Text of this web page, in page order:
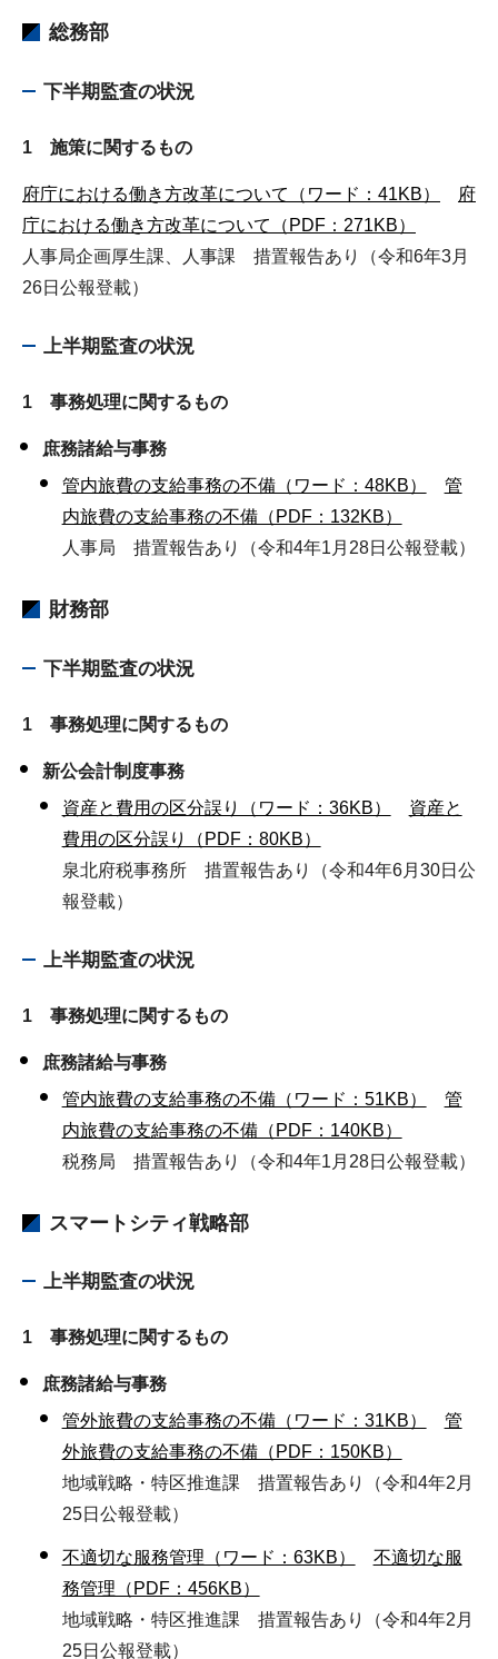
総務部
下半期監査の状況
1 施策に関するもの
府庁における働き方改革について（ワード：41KB）
府
庁における働き方改革について（PDF：271KB）
人事局企画厚生課、人事課 措置報告あり（令和6年3月
26日公報登載）
上半期監査の状況
1 事務処理に関するもの
庶務諸給与事務
管内旅費の支給事務の不備（ワード：48KB）
管
内旅費の支給事務の不備（PDF：132KB）
人事局 措置報告あり（令和4年1月28日公報登載）
財務部
下半期監査の状況
1 事務処理に関するもの
新公会計制度事務
資産と費用の区分誤り（ワード：36KB）
資産と
費用の区分誤り（PDF：80KB）
泉北府税事務所 措置報告あり（令和4年6月30日公
報登載）
上半期監査の状況
1 事務処理に関するもの
庶務諸給与事務
管内旅費の支給事務の不備（ワード：51KB）
管
内旅費の支給事務の不備（PDF：140KB）
税務局 措置報告あり（令和4年1月28日公報登載）
スマートシティ戦略部
上半期監査の状況
1 事務処理に関するもの
庶務諸給与事務
管外旅費の支給事務の不備（ワード：31KB）
管
外旅費の支給事務の不備（PDF：150KB）
地域戦略・特区推進課 措置報告あり（令和4年2月
25日公報登載）
不適切な服務管理（ワード：63KB）
不適切な服
務管理（PDF：456KB）
地域戦略・特区推進課 措置報告あり（令和4年2月
25日公報登載）